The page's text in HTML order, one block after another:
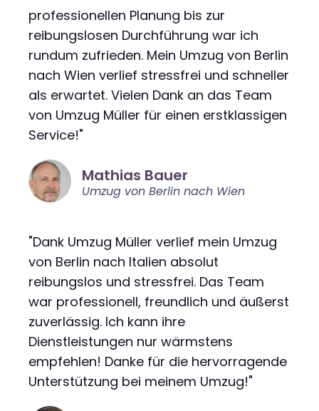
professionellen Planung bis zur
reibungslosen Durchführung war ich
rundum zufrieden. Mein Umzug von Berlin
nach Wien verlief stressfrei und schneller
als erwartet. Vielen Dank an das Team
von Umzug Müller für einen erstklassigen
Service!"
Mathias Bauer
Umzug von Berlin nach Wien
"Dank Umzug Müller verlief mein Umzug
von Berlin nach Italien absolut
reibungslos und stressfrei. Das Team
war professionell, freundlich und äußerst
zuverlässig. Ich kann ihre
Dienstleistungen nur wärmstens
empfehlen! Danke für die hervorragende
Unterstützung bei meinem Umzug!"